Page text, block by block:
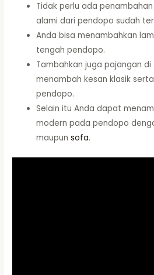
Tidak perlu ada
alami dari pendopo sudah
Anda bisa menambahkan
tengah pendopo.
Tambahkan juga pajangan
menambah kesan klasik
pendopo.
Selain itu Anda dapat
modern pada pendopo
maupunsofa.